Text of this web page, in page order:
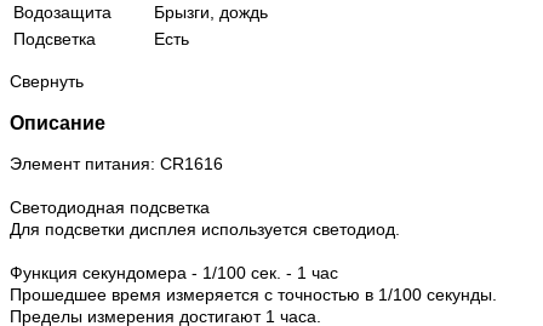
Водозащита
Брызги, дождь
Подсветка
Есть
Свернуть
Описание
Элемент питания: CR1616
Светодиодная подсветка
Для подсветки дисплея используется светодиод.
Функция секундомера - 1/100 сек. - 1 час
Прошедшее время измеряется с точностью в 1/100 секунды.
Пределы измерения достигают 1 часа.